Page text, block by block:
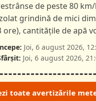
de peste 80
grindină de mici
ore), cantitățile de apă
Joi, 6 august 2026,
Joi, 6 august 2026,
toate avertizările